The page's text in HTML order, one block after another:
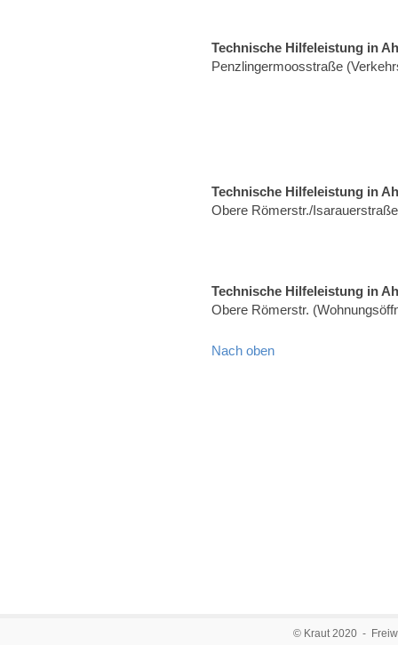
Technische Hilfeleistung in
Penzlingermoosstraße
Technische Hilfeleistung in
Obere Römerstr./
Technische Hilfeleistung in
Obere Römerstr.
Nach oben
© Kraut 2020 -